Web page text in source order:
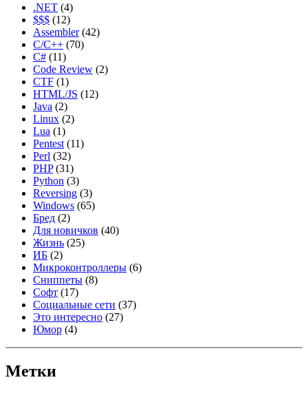
.NET (4)
$$$ (12)
Assembler(42)
C/C++ (70)
C# (11)
Code Review (2)
CTF (1)
HTML/JS (12)
Java (2)
Linux (2)
Lua (1)
Pentest (11)
Perl (32)
PHP(31)
Python (3)
Reversing (3)
Windows (65)
Бред (2)
Для новичков (40)
Жизнь (25)
ИБ (2)
Микроконтроллеры (6)
Сниппеты (8)
Софт (17)
Социальные сети (37)
Это интересно (27)
Юмор (4)
Метки